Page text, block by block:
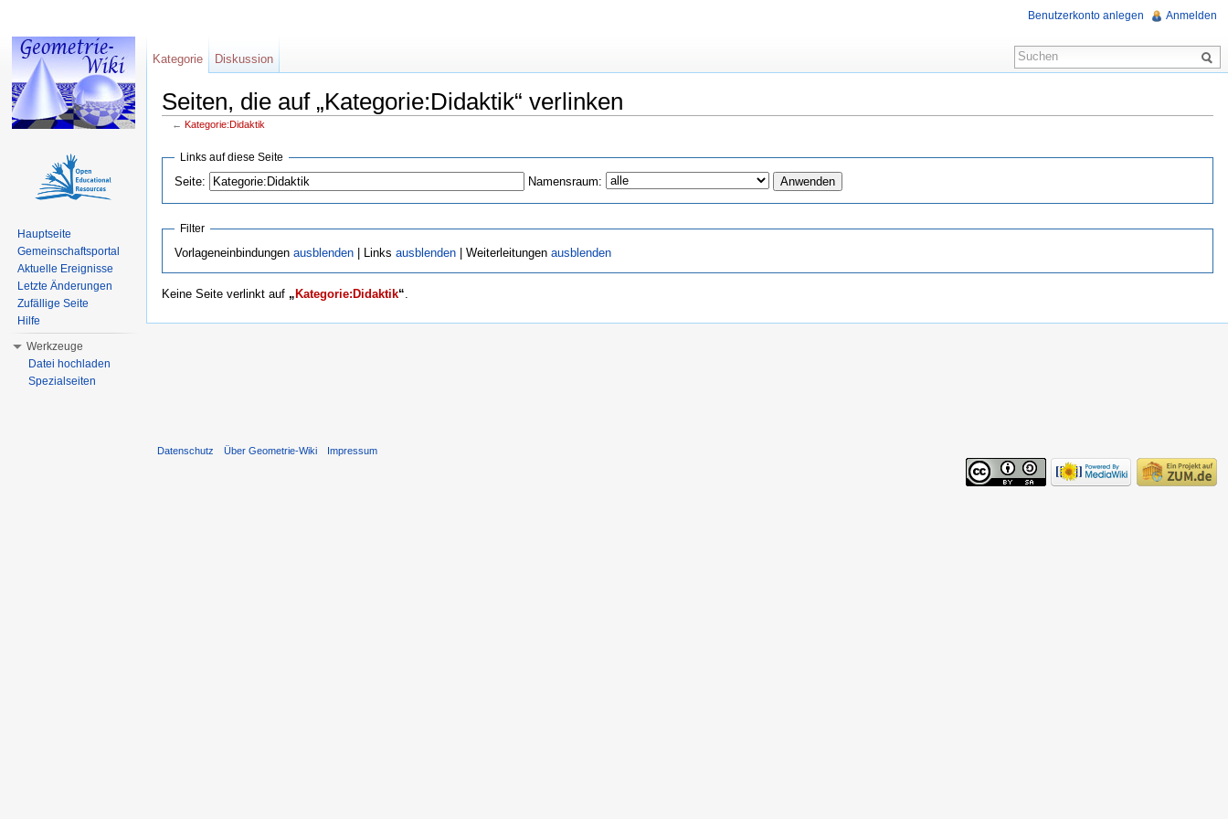
Seiten, die auf „Kategorie:Didaktik“ verlinken
← Kategorie:Didaktik
Links auf diese Seite
Seite: Namensraum:
Filter
Vorlageneinbindungen ausblenden| Links ausblenden| Weiterleitungen ausblenden
Keine Seite verlinkt auf „ Kategorie:Didaktik“.
Benutzerkonto anlegen Anmelden
Kategorie Diskussion
Hauptseite
Gemeinschaftsportal
Aktuelle Ereignisse
Letzte Änderungen
Zufällige Seite
Hilfe
Werkzeuge
Datei hochladen
Spezialseiten
Datenschutz Über Geometrie-Wiki Impressum